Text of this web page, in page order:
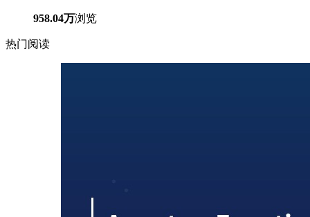
958.04万浏览
热门阅读